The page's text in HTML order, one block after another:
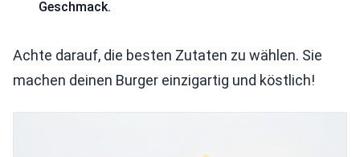
Geschmack.
Achte darauf, die besten Zutaten zu wählen. Sie
machen deinen Burger einzigartig und köstlich!